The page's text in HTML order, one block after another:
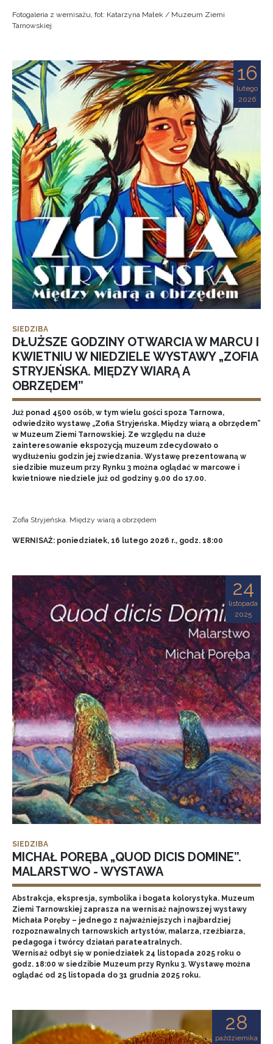
Fotogaleria z wernisażu, fot: Katarzyna Małek / Muzeum Ziemi
Tarnowskiej
16
lutego
2026
SIEDZIBA
DŁUŻSZE GODZINY OTWARCIA W MARCU I
KWIETNIU W NIEDZIELE WYSTAWY „ZOFIA
STRYJEŃSKA. MIĘDZY WIARĄ A
OBRZĘDEM”
Już ponad 4500 osób, w tym wielu gości spoza Tarnowa,
odwiedziło wystawę „Zofia Stryjeńska. Między wiarą a obrzędem”
w Muzeum Ziemi Tarnowskiej. Ze względu na duże
zainteresowanie ekspozycją muzeum zdecydowało o
wydłużeniu godzin jej zwiedzania. Wystawę prezentowaną w
siedzibie muzeum przy Rynku 3 można oglądać w marcowe i
kwietniowe niedziele już od godziny 9.00 do 17.00.
Zofia Stryjeńska. Między wiarą a obrzędem
WERNISAŻ: poniedziałek, 16 lutego 2026 r., godz. 18:00
24
listopada
2025
SIEDZIBA
MICHAŁ PORĘBA „QUOD DICIS DOMINE”.
MALARSTWO - WYSTAWA
Abstrakcja, ekspresja, symbolika i bogata kolorystyka. Muzeum
Ziemi Tarnowskiej zaprasza na wernisaż najnowszej wystawy
Michała Poręby – jednego z najważniejszych i najbardziej
rozpoznawalnych tarnowskich artystów, malarza, rzeźbiarza,
pedagoga i twórcy działań parateatralnych.
Wernisaż odbył się w poniedziałek 24 listopada 2025 roku o
godz. 18:00 w siedzibie Muzeum przy Rynku 3. Wystawę można
oglądać od 25 listopada do 31 grudnia 2025 roku.
28
października